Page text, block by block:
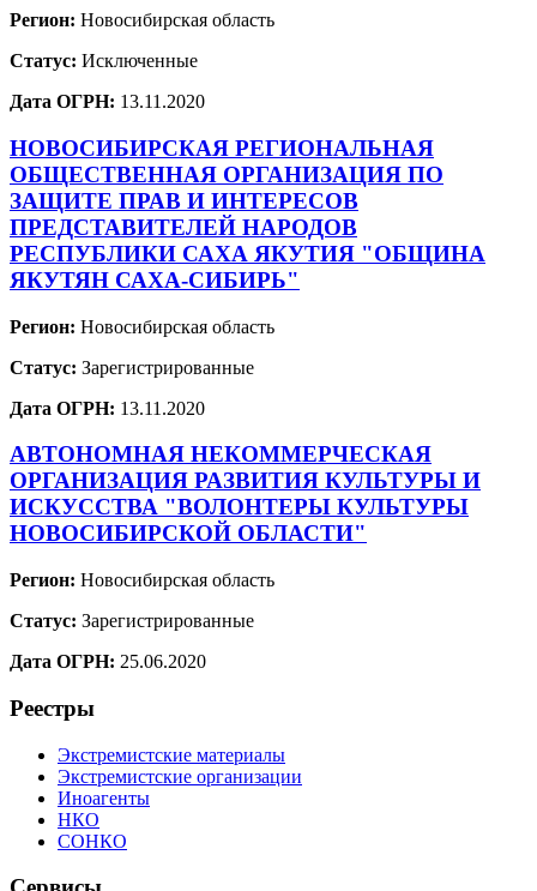
Регион: Новосибирская область
Статус: Исключенные
Дата ОГРН: 13.11.2020
НОВОСИБИРСКАЯ РЕГИОНАЛЬНАЯ
ОБЩЕСТВЕННАЯ ОРГАНИЗАЦИЯ ПО
ЗАЩИТЕ ПРАВ И ИНТЕРЕСОВ
ПРЕДСТАВИТЕЛЕЙ НАРОДОВ
РЕСПУБЛИКИ САХА ЯКУТИЯ "ОБЩИНА
ЯКУТЯН САХА-СИБИРЬ"
Регион: Новосибирская область
Статус: Зарегистрированные
Дата ОГРН: 13.11.2020
АВТОНОМНАЯ НЕКОММЕРЧЕСКАЯ
ОРГАНИЗАЦИЯ РАЗВИТИЯ КУЛЬТУРЫ И
ИСКУССТВА "ВОЛОНТЕРЫ КУЛЬТУРЫ
НОВОСИБИРСКОЙ ОБЛАСТИ"
Регион: Новосибирская область
Статус: Зарегистрированные
Дата ОГРН: 25.06.2020
Реестры
Экстремистские материалы
Экстремистские организации
Иноагенты
НКО
СОНКО